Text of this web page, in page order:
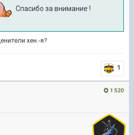
Спасибо за внимание !
хен.-я?
1
1 520